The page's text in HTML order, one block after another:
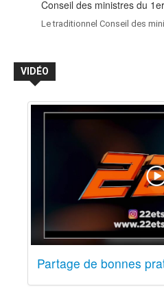
Conseil des ministres du
Le traditionnel Conseil des
VIDÉO
Partage de bonnes